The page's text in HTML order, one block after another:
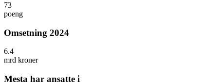
73
poeng
Omsetning 2024
6.4
mrd kroner
Mesta har ansatte i